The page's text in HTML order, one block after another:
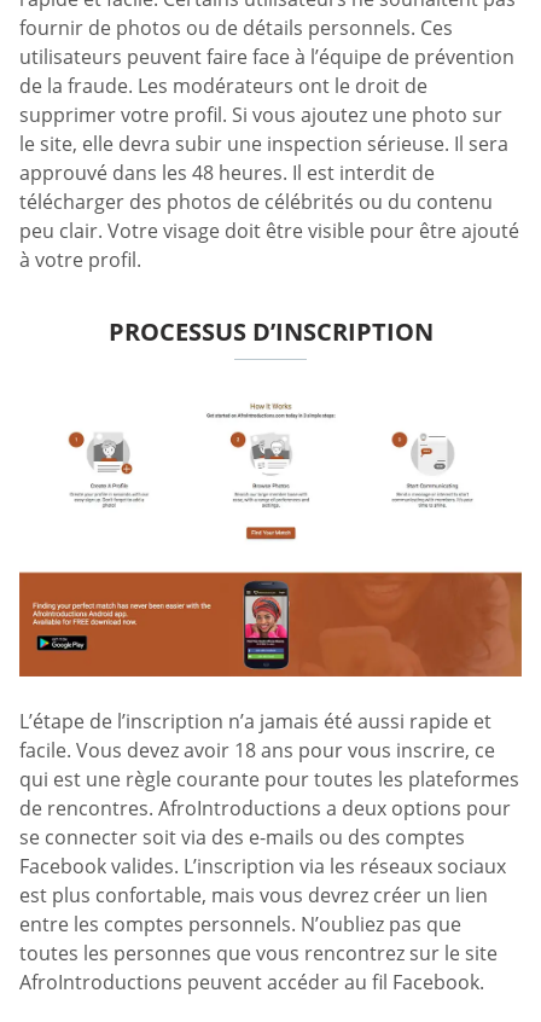
fournir de photos ou de détails personnels. Ces
utilisateurs peuvent faire face à l’équipe de prévention
de la fraude. Les modérateurs ont le droit de
supprimer votre profil. Si vous ajoutez une photo sur
le site, elle devra subir une inspection sérieuse. Il sera
approuvé dans les 48 heures. Il est interdit de
télécharger des photos de célébrités ou du contenu
peu clair. Votre visage doit être visible pour être ajouté
à votre profil.
PROCESSUS D’INSCRIPTION
L’étape de l’inscription n’a jamais été aussi rapide et
facile. Vous devez avoir 18 ans pour vous inscrire, ce
qui est une règle courante pour toutes les plateformes
de rencontres. AfroIntroductions a deux options pour
se connecter soit via des e-mails ou des comptes
Facebook valides. L’inscription via les réseaux sociaux
est plus confortable, mais vous devrez créer un lien
entre les comptes personnels. N’oubliez pas que
toutes les personnes que vous rencontrez sur le site
AfroIntroductions peuvent accéder au fil Facebook.